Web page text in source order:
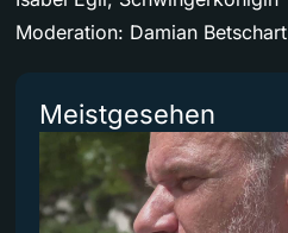
Moderation: Damian Betschart
Meistgesehen